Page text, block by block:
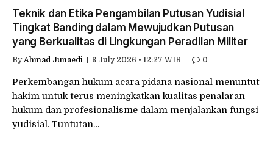
Teknik dan Etika Pengambilan Putusan Yudisial
Tingkat Banding dalam Mewujudkan Putusan
yang Berkualitas di Lingkungan Peradilan Militer
By Ahmad Junaedi 8 July 2026 • 12:27 WIB 0
Perkembangan hukum acara pidana nasional menuntut
hakim untuk terus meningkatkan kualitas penalaran
hukum dan profesionalisme dalam menjalankan fungsi
yudisial. Tuntutan…